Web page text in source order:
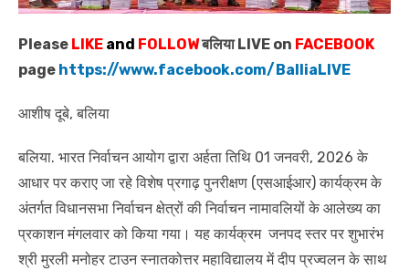
Please LIKE and FOLLOWबलिया LIVE on FACEBOOK
page https://www.facebook.com/BalliaLIVE
आशीष दूबे, बलिया
बलिया. भारत निर्वाचन आयोग द्वारा अर्हता तिथि 01 जनवरी, 2026 के
आधार पर कराए जा रहे विशेष प्रगाढ़ पुनरीक्षण (एसआईआर) कार्यक्रम के
अंतर्गत विधानसभा निर्वाचन क्षेत्रों की निर्वाचन नामावलियों के आलेख्य का
प्रकाशन मंगलवार को किया गया। यह कार्यक्रम जनपद स्तर पर शुभारंभ
श्री मुरली मनोहर टाउन स्नातकोत्तर महाविद्यालय में दीप प्रज्वलन के साथ